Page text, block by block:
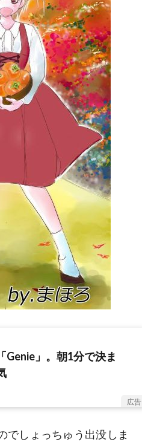
Genie」。朝1分で決ま
広告
でしょっちゅう出没しま